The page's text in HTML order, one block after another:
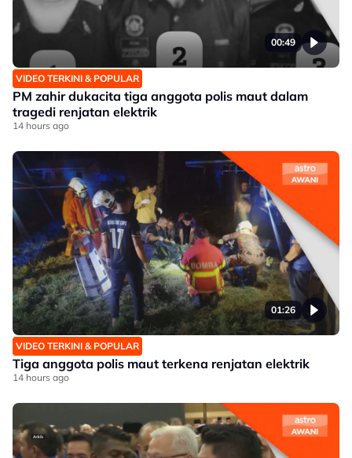
00:49
VIDEO TERKINI & POPULAR
PM zahir dukacita tiga anggota polis maut dalam
tragedi renjatan elektrik
14 hours ago
01:26
VIDEO TERKINI & POPULAR
Tiga anggota polis maut terkena renjatan elektrik
14 hours ago